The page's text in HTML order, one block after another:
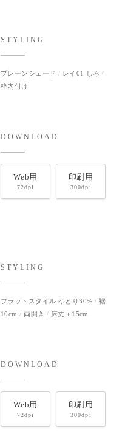
STYLING
プレーンシェード
レイ01 しろ
枠内付け
DOWNLOAD
Web用
72dpi
印刷用
300dpi
STYLING
フラットスタイル ゆとり30%
裾
10cm
両開き 床丈＋15cm
DOWNLOAD
Web用
72dpi
印刷用
300dpi